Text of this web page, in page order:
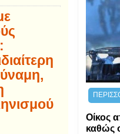
Οίκος
καθώς